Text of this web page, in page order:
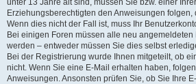
unter 13 Jahre alt sind, müssen Sie bzw. einer
Erziehungsberechtigten den Anweisungen
Wenn dies nicht der Fall ist, muss Ihr
Bei einigen Foren müssen alle neu
werden – entweder müssen Sie dies selbst
Bei der Registrierung wurde Ihnen mitgeteilt, ob
nicht. Wenn Sie eine E-Mail erhalten haben,
Anweisungen. Ansonsten prüfen Sie, ob Sie Ihre